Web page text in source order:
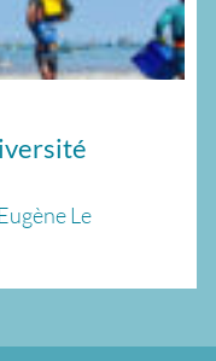
Le